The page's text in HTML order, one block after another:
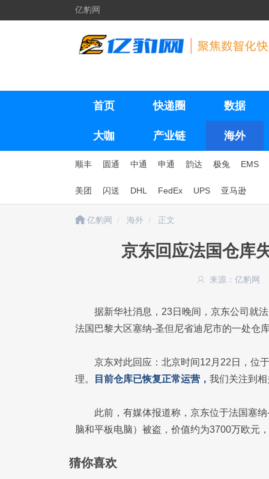
亿豹网
首页 快递圈 数据
大咖 产业链 海外
顺丰 圆通 中通 申通 韵达 极兔 EMS
美团 闪送 DHL FedEx UPS 亚马逊
亿豹网 海外 正文
京东回应法国仓库
来源：亿豹网
据新华社消息，23日晚间，京东公司就
法国巴黎大区塞纳-圣但尼省迪尼市的一处仓
京东对此回应：北京时间12月22日，位
理。
目前仓库已恢复正常运营， 我们关注到
此前，有媒体报道称，京东位于法国塞
脑和平板电脑）被盗，价值约为3700万欧元
猜你喜欢